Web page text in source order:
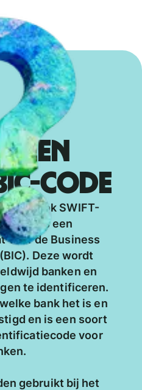
EEN
CODE
soms ook SWIFT-
is een
voor de Business
Deze wordt
banken en
te identificeren.
bank het is en
en is een soort
voor
gebruikt bij het